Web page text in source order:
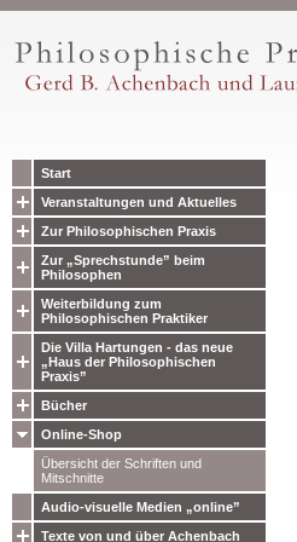
Start
Veranstaltungen und Aktuelles
Zur Philosophischen Praxis
Zur „Sprechstunde” beim
Philosophen
Weiterbildung zum
Philosophischen Praktiker
Die Villa Hartungen - das neue
„Haus der Philosophischen
Praxis”
Bücher
Online-Shop
Übersicht der Schriften und
Mitschnitte
Audio-visuelle Medien „online”
Texte von und über Achenbach